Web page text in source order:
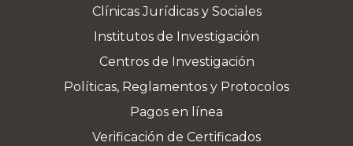
Clínicas Jurídicas y Sociales
Institutos de Investigación
Centros de Investigación
Políticas, Reglamentos y Protocolos
Pagos en línea
Verificación de Certificados